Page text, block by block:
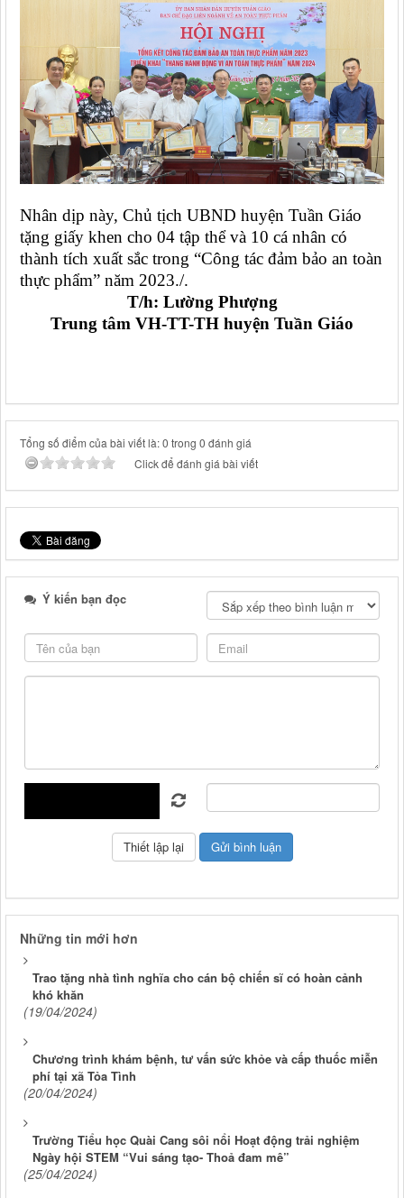
Nhân dịp này, Chủ tịch UBND huyện Tuần Giáo
tặng giấy khen cho 04 tập thể và 10 cá nhân có
thành tích xuất sắc trong “Công tác đảm bảo an toàn
thực phẩm” năm 2023./.
T/h: Lường Phượng
Trung tâm VH-TT-TH huyện Tuần Giáo
Tổng số điểm của bài viết là: 0 trong 0 đánh giá
Click để đánh giá bài viết
Ý kiến bạn đọc
Những tin mới hơn
Trao tặng nhà tình nghĩa cho cán bộ chiến sĩ có hoàn cảnh
khó khăn
(19/04/2024)
Chương trình khám bệnh, tư vấn sức khỏe và cấp thuốc miễn
phí tại xã Tỏa Tình
(20/04/2024)
Trường Tiểu học Quài Cang sôi nổi Hoạt động trải nghiệm
Ngày hội STEM “Vui sáng tạo- Thoả đam mê”
(25/04/2024)